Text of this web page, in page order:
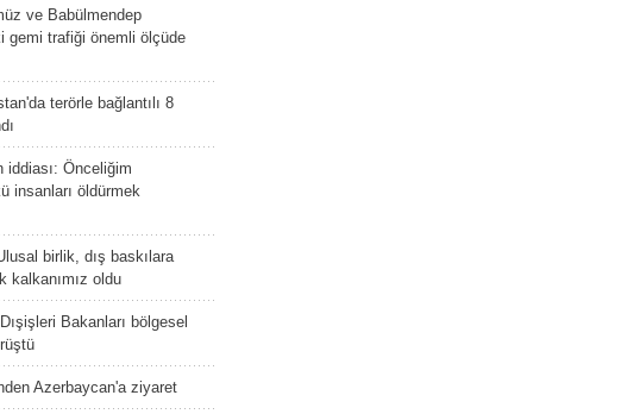
ve Babülmendep
gemi trafiği önemli ölçüde
terörle bağlantılı 8
iddiası: Önceliğim
insanları öldürmek
birlik, dış baskılara
kalkanımız oldu
Bakanları bölgesel
Azerbaycan'a ziyaret